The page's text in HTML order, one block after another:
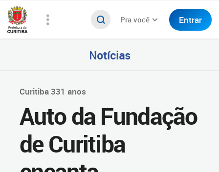
Pra você Entrar
Notícias
Curitiba 331 anos
Auto da Fundação
de Curitiba